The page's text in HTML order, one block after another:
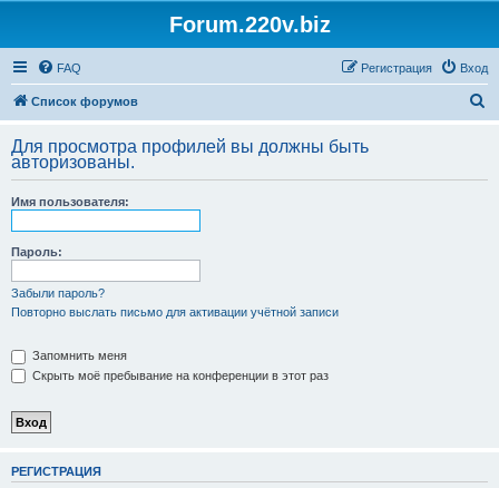
Forum.220v.biz
FAQ Вход
Регистрация
Список форумов
с
Для просмотра профилей вы должны быть
авторизованы.
Имя пользователя:
Пароль:
Забыли пароль?
Повторно выслать письмо для активации учётной записи
Запомнить меня
Скрыть моё пребывание на конференции в этот раз
РЕГИСТРАЦИЯ